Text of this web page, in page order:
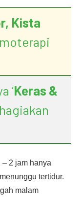
Kista
‘Keras &
2 jam hanya
tertidur.
malam